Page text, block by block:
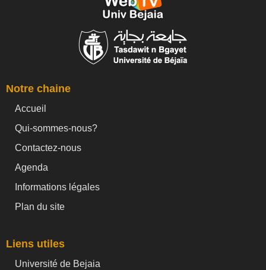
Notre chaine
Accueil
Qui-sommes-nous?
Contactez-nous
Agenda
Informations légales
Plan du site
Liens utiles
Université de Bejaia